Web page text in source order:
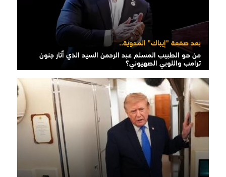
بعد صفعة "إيباك" المدوية..
من هو الطبيب المسلم عبد الرحمن السيد الذي أثار جنون
ترامب واللوبي الصهيوني؟